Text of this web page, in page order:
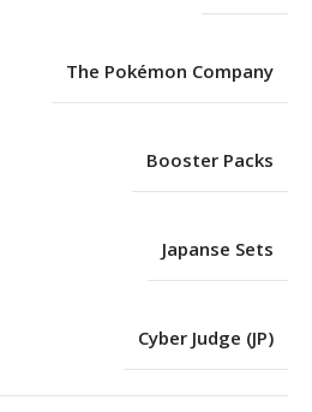
The Pokémon Company
Booster Packs
Japanse Sets
Cyber Judge (JP)